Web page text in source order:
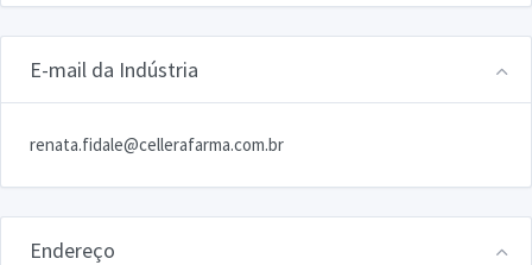
E-mail da Indústria
renata.fidale@cellerafarma.com.br
Endereço